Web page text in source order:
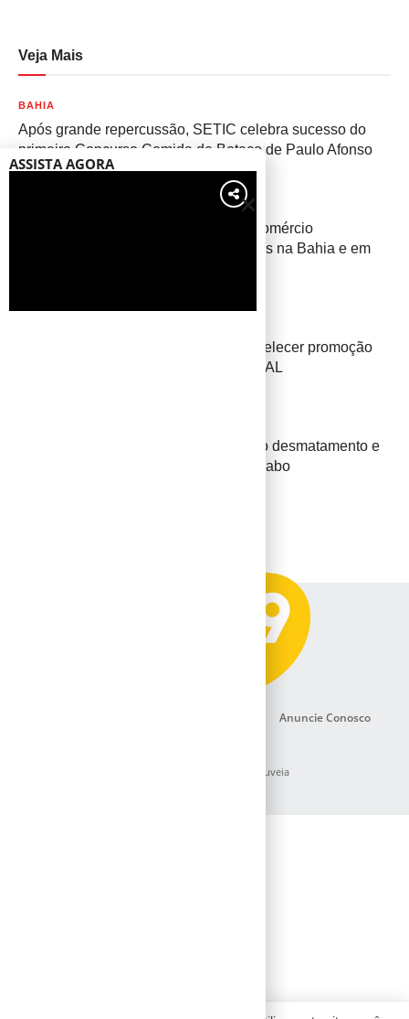
Veja Mais
BAHIA
Após grande repercussão, SETIC celebra sucesso do
primeiro Concurso Comida de Boteco de Paulo Afonso
Operação “Caneta Fake”desarticula comércio
clandestino de canetas emagrecedoras na Bahia e em
Decisão judicial manda Estado restabelecer promoção
de oficiais do Corpo de Bombeiros de AL
IBAMA intensifica fiscalização contra o desmatamento e
aplica autuações na região de Jeremoabo
Anuncie Conosco
© Copyright 2023/2025 Rádio Pioneira Delmiro Gouveia
ASSISTA AGORA